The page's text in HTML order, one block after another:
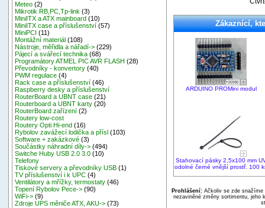
Meteo (2)
Mikrotik RB,PC,Tp-link (3)
MiniITX a ATX mainboard (10)
MiniITX case a příslušenství (57)
MiniPCI (11)
Montážní materiál (108)
Nástroje, měřidla a nářadí-> (229)
Pájecí a svářecí technika (68)
Programátory ATMEL PIC AVR FLASH (28)
Převodníky - konvertory (40)
PWM regulace (4)
Rack case a příslušenství (46)
Raspberry desky a příslušenství
RouterBoard a UBNT case (21)
Routerboard a UBNT karty (20)
RouterBoard zařízení (2)
Routery low-cost
Routery Opti Hi-end (16)
Rybolov zavážecí lodička a přísl (103)
Software + zakázkové (3)
Součástky náhradní díly-> (494)
Switche Huby USB 2.0 3.0 (10)
Telefony
Tiskové servery a převodníky USB (1)
TV příslušenství i k UPC (4)
Ventilátory a mřížky, termostaty (46)
Topení Rybolov Pece-> (90)
WiFi-> (9)
Zdroje UPS měniče ATX, AKU-> (73)
Zákaznící,
ARDUINO PROMini modul
Stahovací pásky 2,5x100 mm
odolné černé vnější prostř. 100
Prohlášení:Ačkoliv se zde snažíme
nezaviněné změny sortimentu, jeho